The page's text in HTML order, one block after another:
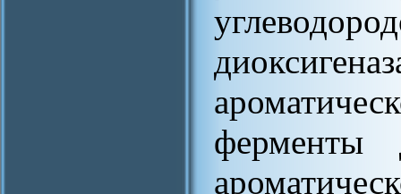
ферменты